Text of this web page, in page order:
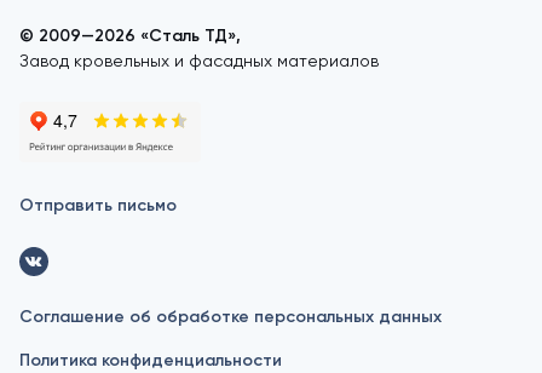
© 2009—2026 «Сталь ТД»,
Завод кровельных и фасадных материалов
Отправить письмо
Соглашение об обработке персональных данных
Политика конфиденциальности